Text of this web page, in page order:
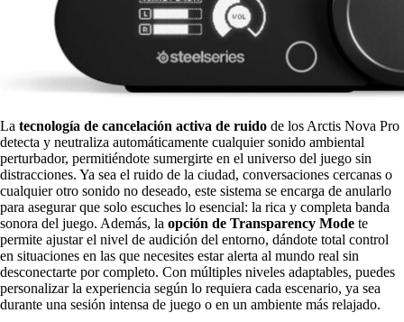
La tecnología de cancelación activa de ruido de los Arctis Nova Pro
detecta y neutraliza automáticamente cualquier sonido ambiental
perturbador, permitiéndote sumergirte en el universo del juego sin
distracciones. Ya sea el ruido de la ciudad, conversaciones cercanas o
cualquier otro sonido no deseado, este sistema se encarga de anularlo
para asegurar que solo escuches lo esencial: la rica y completa banda
sonora del juego. Además, la opción de Transparency Mode te
permite ajustar el nivel de audición del entorno, dándote total control
en situaciones en las que necesites estar alerta al mundo real sin
desconectarte por completo. Con múltiples niveles adaptables, puedes
personalizar la experiencia según lo requiera cada escenario, ya sea
durante una sesión intensa de juego o en un ambiente más relajado.